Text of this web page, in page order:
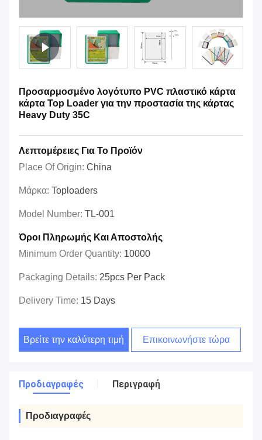
Προσαρμοσμένο λογότυπο PVC πλαστικό κάρτα
κάρτα Top Loader για την προστασία της κάρτας
Heavy Duty 35C
Λεπτομέρειες Για Το Προϊόν
Place Of Origin: China
Μάρκα: Toploaders
Model Number: TL-001
Όροι Πληρωμής Και Αποστολής
Minimum Order Quantity: 10000
Packaging Details: 25pcs Per Pack
Delivery Time: 15 Days
Βρείτε την καλύτερη τιμή Επικοινωνήστε τώρα
Προδιαγραφές Περιγραφή
Προδιαγραφές